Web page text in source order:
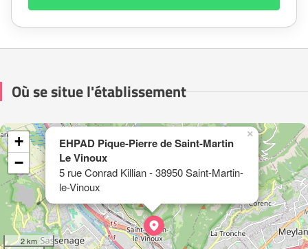
Où se situe l'établissement
EHPAD Pique-Pierre de Saint-Martin
Le Vinoux
5 rue Conrad Killian - 38950 Saint-Martin-
le-Vinoux
×
+
−
2 km